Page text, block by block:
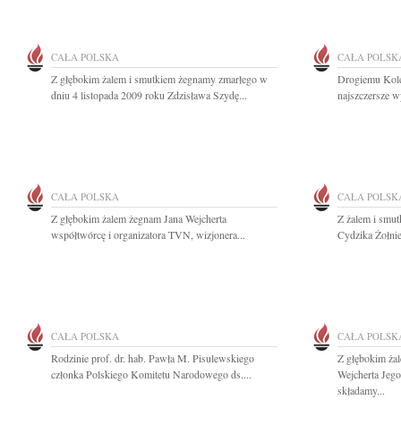
CAŁA POLSKA
Z głębokim żalem i smutkiem żegnamy zmarłego w
dniu 4 listopada 2009 roku Zdzisława Szydę...
CAŁA
Drogiemu
najszczersze
CAŁA POLSKA
Z głębokim żalem żegnam Jana Wejcherta
współtwórcę i organizatora TVN, wizjonera...
CAŁA
Z żalem i
Cydzika
CAŁA POLSKA
Rodzinie prof. dr. hab. Pawła M. Pisulewskiego
członka Polskiego Komitetu Narodowego ds....
CAŁA
Z głębokim
Wejcherta
składamy...